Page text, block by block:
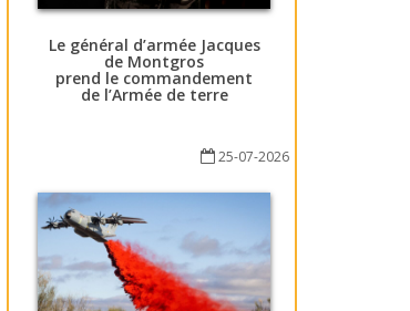
Le général d’armée Jacques
de Montgros
prend le commandement
de l’Armée de terre
25-07-2026